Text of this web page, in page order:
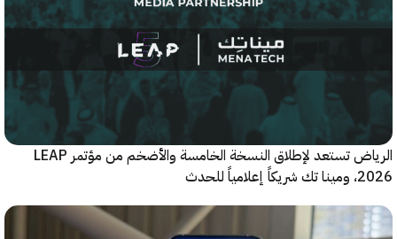
الرياض تستعد لإطلاق النسخة الخامسة والأضخم من مؤتمر LEAP
للحدث